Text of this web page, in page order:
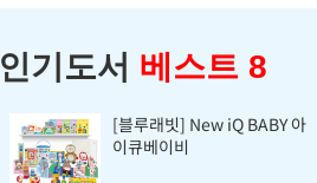
인기도서 베스트 8
[블루래빗] New iQ BABY 아
이큐베이비